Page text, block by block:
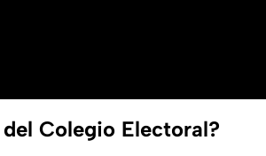
Colegio Electoral?